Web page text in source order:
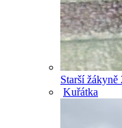
Starší
Kuřátka